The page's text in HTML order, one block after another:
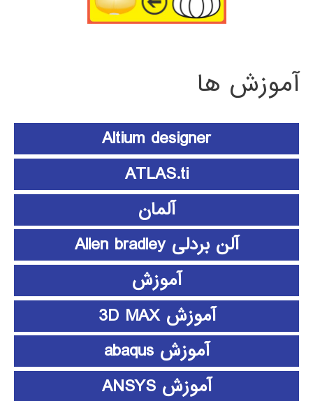
آموزش ها
Altium designer
ATLAS.ti
آلمان
آلن بردلی Allen bradley
آموزش
آموزش 3D MAX
آموزش abaqus
آموزش ANSYS